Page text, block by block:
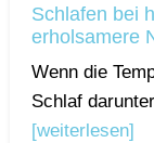
Schlafen bei
erholsamere
Wenn die
Schlaf
[weiterlesen]